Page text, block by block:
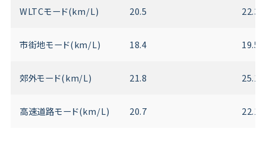
WLTCモード(km/L) 20.5
市街地モード(km/L) 18.4
郊外モード(km/L) 21.8
高速道路モード(km/L) 20.7